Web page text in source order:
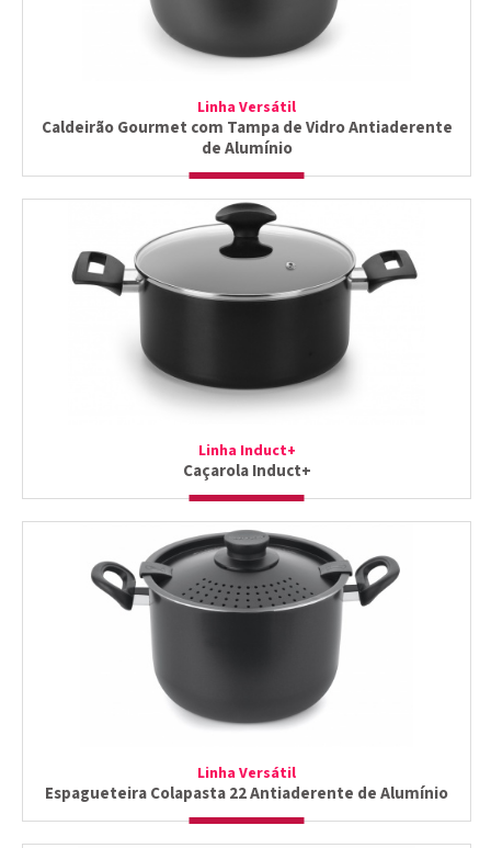
Linha Versátil
Caldeirão Gourmet com Tampa de Vidro Antiaderente
de Alumínio
Linha Induct+
Caçarola Induct+
Linha Versátil
Espagueteira Colapasta 22 Antiaderente de Alumínio